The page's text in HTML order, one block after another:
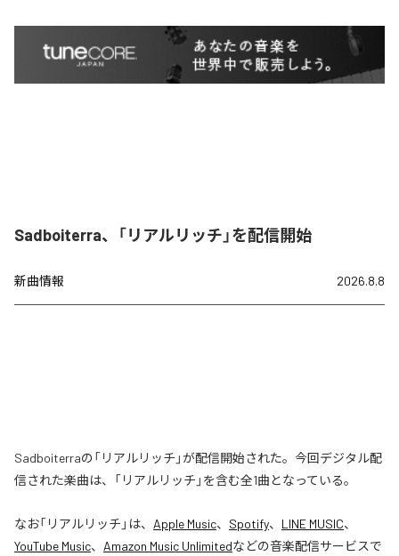
Sadboiterra、「リアルリッチ」を配信開始
新曲情報 2026.8.8
Sadboiterraの「リアルリッチ」が配信開始された。今回デジタル配
信された楽曲は、「リアルリッチ」を含む全1曲となっている。
なお「リアルリッチ 」は、 Apple Music、 Spotify、 LINE MUSIC、
YouTube Music、 Amazon Music Unlimitedなどの音楽配信サービスで